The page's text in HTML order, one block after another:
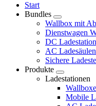
Start
Bundles
Wallbox mit
Dienstwagen
DC
AC
Sichere
Produkte
Ladestationen
Mobile